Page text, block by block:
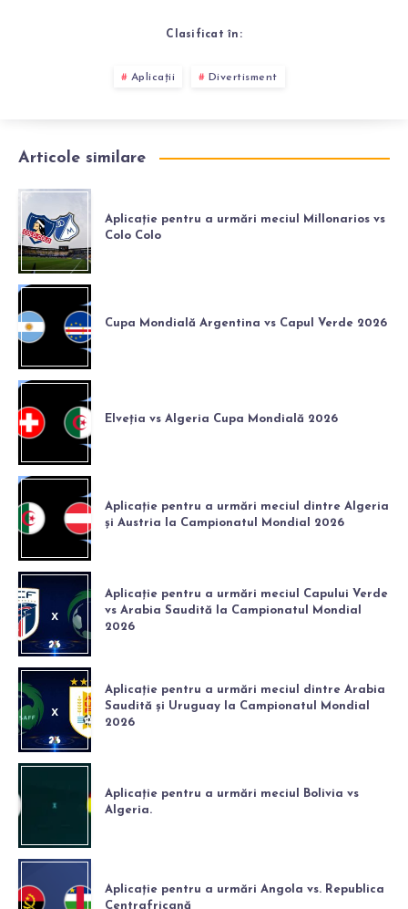
Clasificat în:
Aplicații Divertisment
Articole similare
Aplicație pentru a urmări meciul Millonarios vs
Colo Colo
Cupa Mondială Argentina vs Capul Verde 2026
Elveția vs Algeria Cupa Mondială 2026
Aplicație pentru a urmări meciul dintre Algeria
și Austria la Campionatul Mondial 2026
Aplicație pentru a urmări meciul Capului Verde
vs Arabia Saudită la Campionatul Mondial
2026
Aplicație pentru a urmări meciul dintre Arabia
Saudită și Uruguay la Campionatul Mondial
2026
Aplicație pentru a urmări meciul Bolivia vs
Algeria.
Aplicație pentru a urmări Angola vs. Republica
Centrafricană